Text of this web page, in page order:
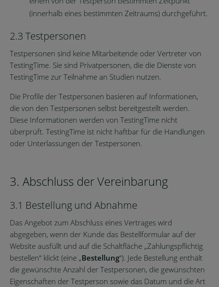
(innerhalb eines bestimmten Zeitraums) durchgeführt.
2.3 Testpersonen
Testpersonen sind keine Mitarbeitende oder Vertreter von
TestingTime. Sie sind Privatpersonen, die die Dienste von
TestingTime zur Teilnahme an Studien nutzen.
Die Profile der Testpersonen basieren auf Informationen,
die von den Testpersonen selbst bereitgestellt werden.
Diese Informationen werden von TestingTime nicht
überprüft. TestingTime ist nicht haftbar für die Handlungen
oder Unterlassungen der Testpersonen.
3. Abschluss der Vereinbarung
3.1 Bestellung und Abnahme
Das Angebot zum Abschluss eines Vertrages wird
abgegeben, wenn der Kunde das Bestellformular auf der
Website ausfüllt und auf die Schaltfläche „Zahlungspflichtig
bestellen“ klickt (eine „Bestellung“). Jede Bestellung enthält
die gewünschte Anzahl der Testpersonen, die gewünschten
Eigenschaften der Testperson sowie das Datum und die Art